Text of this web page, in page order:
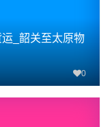
_韶关至太原物
0